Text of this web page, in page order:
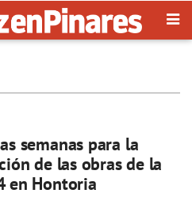
semanas para la
de las obras de la
en Hontoria